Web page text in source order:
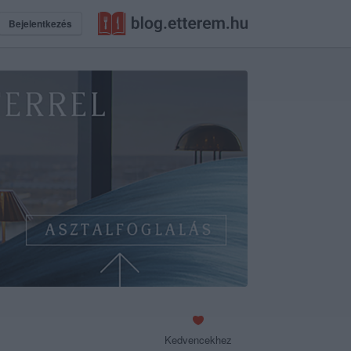
Bejelentkezés
Kedvencekhez